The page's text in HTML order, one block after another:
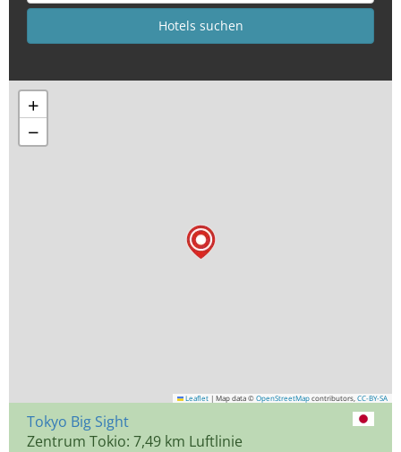
+
−
Leaflet | Map data © OpenStreetMap contributors, CC-BY-SA
Tokyo Big Sight
Zentrum Tokio: 7,49 km Luftlinie